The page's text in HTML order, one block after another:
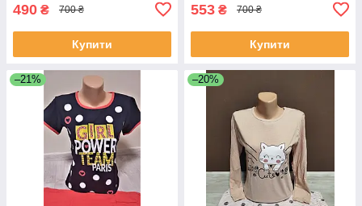
490 ₴ 700 ₴
Купити
553 ₴ 700 ₴
Купити
–21% –20%